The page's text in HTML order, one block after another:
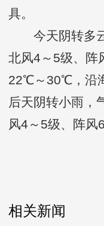
具。
今天阴转多
北风4～5级、阵
22℃～30℃，沿
后天阴转小雨
风4～5级、阵风6
相关新闻